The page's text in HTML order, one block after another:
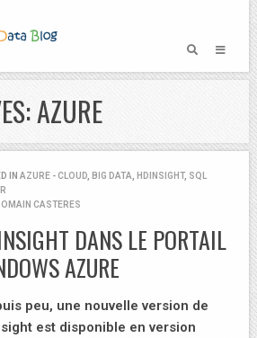
AZURE
IN AZURE - CLOUD BIG DATA HDINSIGHT, SQL
CASTERES
DANS LE PORTAIL
AZURE
peu, une nouvelle version de
est disponible en version